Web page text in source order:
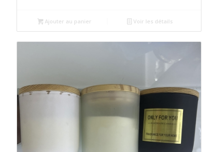
Ajouter au panier Voir les détails